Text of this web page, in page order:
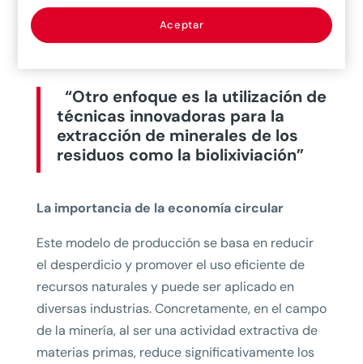
explotación, con programas de reforestación y
rehabilitación de suelos.
“Otro enfoque es la utilización de
técnicas innovadoras para la
extracción de minerales de los
residuos como la biolixiviación”
La importancia de la economía circular
Este modelo de producción se basa en reducir
el desperdicio y promover el uso eficiente de
recursos naturales y puede ser aplicado en
diversas industrias. Concretamente, en el campo
de la minería, al ser una actividad extractiva de
materias primas, reduce significativamente los
Aceptar